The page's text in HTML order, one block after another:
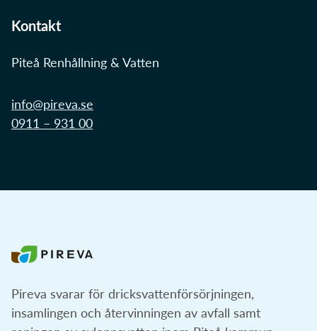
Kontakt
Piteå Renhållning & Vatten
info@pireva.se
0911 – 931 00
Pireva svarar för dricksvattenförsörjningen,
insamlingen och återvinningen av avfall samt